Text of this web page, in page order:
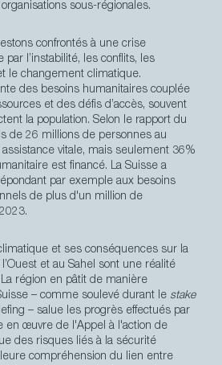
sous-régionales.
confrontés à une crise
l’instabilité, les conflits, les
le changement climatique.
des besoins humanitaires couplée
et des défis d’accès, souvent
la population. Selon le rapport du
de 26 millions de personnes au
vitale, mais seulement 36%
est financé. La Suisse a
par exemple aux besoins
de plus d'un million de
et ses conséquences sur la
et au Sahel sont une réalité
région en pâtit de manière
– comme soulevé durant le stake
– salue les progrès effectués par
en œuvre de l'Appel à l'action de
des risques liés à la sécurité
compréhension du lien entre